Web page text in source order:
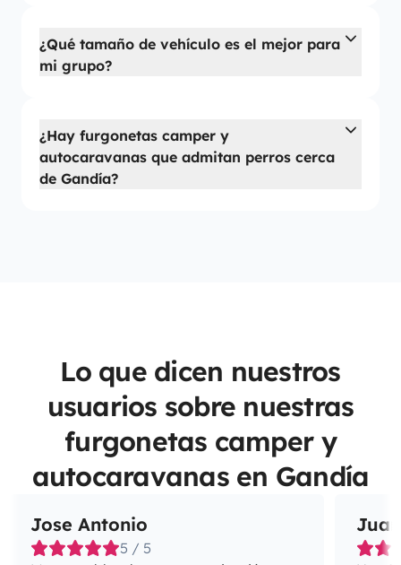
¿Qué tamaño de vehículo es el mejor para
mi grupo?
¿Hay furgonetas camper y
autocaravanas que admitan perros cerca
de Gandía?
Lo que dicen nuestros
usuarios sobre nuestras
furgonetas camper y
autocaravanas en Gandía
Jose Antonio
5 / 5